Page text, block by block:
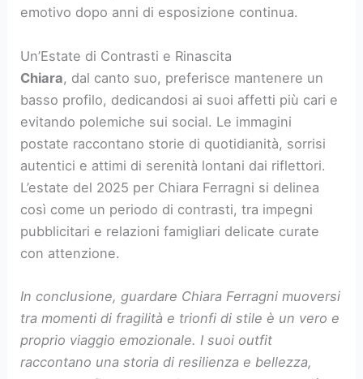
emotivo dopo anni di esposizione continua.
Un’Estate di Contrasti e Rinascita
Chiara, dal canto suo, preferisce mantenere un
basso profilo, dedicandosi ai suoi affetti più cari e
evitando polemiche sui social. Le immagini
postate raccontano storie di quotidianità, sorrisi
autentici e attimi di serenità lontani dai riflettori.
L’estate del 2025 per Chiara Ferragni si delinea
così come un periodo di contrasti, tra impegni
pubblicitari e relazioni famigliari delicate curate
con attenzione.
In conclusione, guardare Chiara Ferragni muoversi
tra momenti di fragilità e trionfi di stile è un vero e
proprio viaggio emozionale. I suoi outfit
raccontano una storia di resilienza e bellezza,